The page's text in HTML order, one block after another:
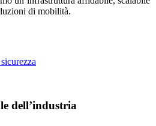
di mobilità.
dell’industria